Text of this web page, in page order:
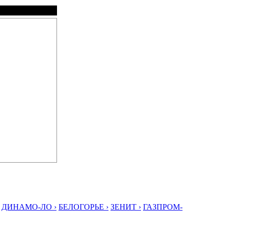
ДИНАМО-ЛО › БЕЛОГОРЬЕ › ЗЕНИТ › ГАЗПРОМ-